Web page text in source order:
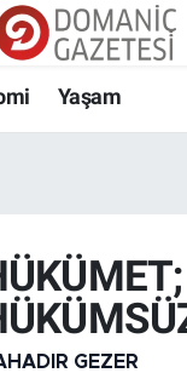
Yaşam
GEZER